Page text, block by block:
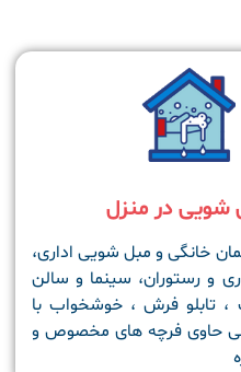
شویی در منزل
خانگی و مبل شویی اداری،
و رستوران، سینما و سالن
تابلو فرش ، خوشخواب با
حاوی فرچه های مخصوص و